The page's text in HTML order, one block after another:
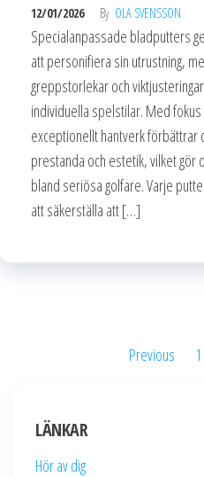
12/01/2026 By OLA SVENSSON
Specialanpassade bladputters
att personifiera sin utrustning,
greppstorlekar och
individuella spelstilar. Med
exceptionellt hantverk
prestanda och estetik, vilket gör
bland seriösa golfare. Varje
att säkerställa att […]
Previous 1
LÄNKAR
Hör av dig